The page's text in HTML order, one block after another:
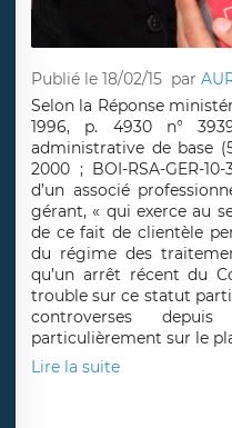
Publié le 18/02/15 par
Selon la Réponse
1996, p. 4930 n°
administrative de base
2000 ; BOI-RSA-GER-
d’un associé
gérant, « qui exerce au
de ce fait de clientèle
du régime des
qu’un arrêt récent du
trouble sur ce statut
controverses
particulièrement sur le
Lire la suite